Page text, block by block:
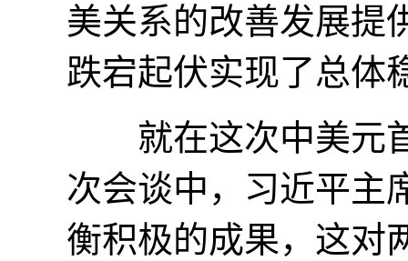
美关系的改善发展提
跌宕起伏实现了总体
就在这次中美元首
次会谈中，习近平主
衡积极的成果，这对